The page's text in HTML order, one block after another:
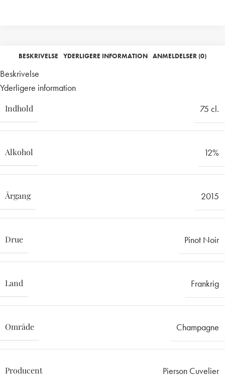
BESKRIVELSE YDERLIGERE INFORMATION ANMELDELSER (0)
Beskrivelse
Yderligere information
Indhold 75 cl.
Alkohol 12%
Årgang 2015
Drue Pinot Noir
Land Frankrig
Område Champagne
Producent Pierson Cuvelier